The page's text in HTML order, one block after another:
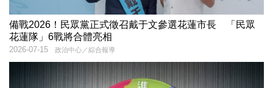
備戰2026！民眾黨正式徵召戴于文參選花蓮市長 「民眾
花蓮隊」6戰將合體亮相
政治中心／綜合報導
2026-07-15